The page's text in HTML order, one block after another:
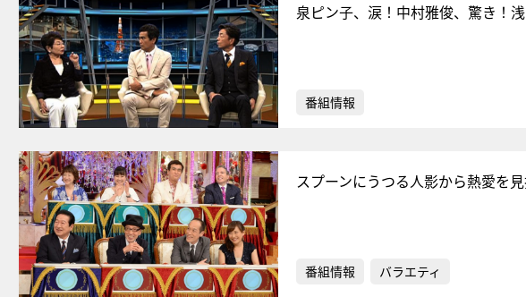
泉ピン子、涙！中村雅俊、驚き！
番組情報
スプーンにうつる人影から熱愛を
番組情報 バラエティ